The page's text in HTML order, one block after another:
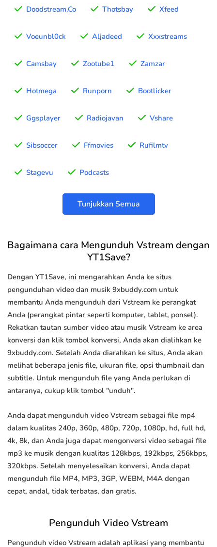
Doodstream.Co Thotsbay Xfeed
Voeunbl0ck Aljadeed Xxxstreams
Camsbay Zootube1 Zamzar
Hotmega Runporn Bootlicker
Ggsplayer Radiojavan Vshare
Sibsoccer Ffmovies Rufilmtv
Stagevu Podcasts
Tunjukkan Semua
Bagaimana cara Mengunduh Vstream dengan
YT1Save?
Dengan YT1Save, ini mengarahkan Anda ke situs
pengunduhan video dan musik 9xbuddy.com untuk
membantu Anda mengunduh dari Vstream ke perangkat
Anda (perangkat pintar seperti komputer, tablet, ponsel).
Rekatkan tautan sumber video atau musik Vstream ke area
konversi dan klik tombol konversi, Anda akan dialihkan ke
9xbuddy.com. Setelah Anda diarahkan ke situs, Anda akan
melihat beberapa jenis file, ukuran file, opsi thumbnail dan
subtitle. Untuk mengunduh file yang Anda perlukan di
antaranya, cukup klik tombol "unduh".
Anda dapat mengunduh video Vstream sebagai file mp4
dalam kualitas 240p, 360p, 480p, 720p, 1080p, hd, full hd,
4k, 8k, dan Anda juga dapat mengonversi video sebagai file
mp3 ke musik dengan kualitas 128kbps, 192kbps, 256kbps,
320kbps. Setelah menyelesaikan konversi, Anda dapat
mengunduh file MP4, MP3, 3GP, WEBM, M4A dengan
cepat, andal, tidak terbatas, dan gratis.
Pengunduh Video Vstream
Pengunduh video Vstream adalah aplikasi yang membantu